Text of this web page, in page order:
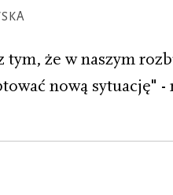
tym, że w naszym
nową sytuację"